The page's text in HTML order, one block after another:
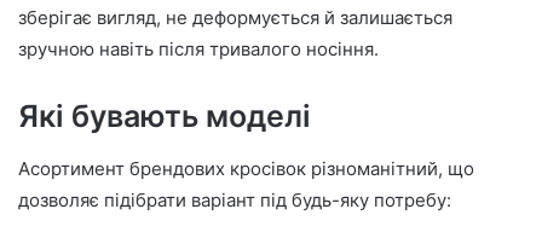
зберігає вигляд, не деформується й залишається
зручною навіть після тривалого носіння.
Які бувають моделі
Асортимент брендових кросівок різноманітний, що
дозволяє підібрати варіант під будь-яку потребу: